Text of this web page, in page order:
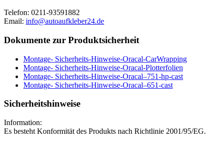
Telefon: 0211-93591882
Email: info@autoaufkleber24.de
Dokumente zur Produktsicherheit
Montage- Sicherheits-Hinweise-Oracal-CarWrapping
Montage- Sicherheits-Hinweise-Oracal-Plotterfolien
Montage- Sicherheits-Hinweise-Oracal–751-hp-cast
Montage- Sicherheits-Hinweise-Oracal–651-cast
Sicherheitshinweise
Information:
Es besteht Konformität des Produkts nach Richtlinie 2001/95/EG.